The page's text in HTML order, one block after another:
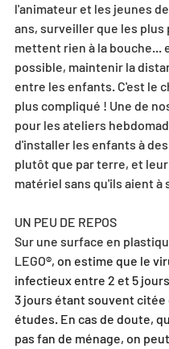
l'animateur et les jeunes de
ans, surveiller que les plus
mettent rien à la bouche...
possible, maintenir la
entre les enfants. C'est le
plus compliqué ! Une de
pour les ateliers
d'installer les enfants à
plutôt que par terre, et
matériel sans qu'ils aient à
UN PEU DE REPOS
Sur une surface en
LEGO®, on estime que le
infectieux entre 2 et 5
3 jours étant souvent citée
études. En cas de doute,
pas fan de ménage, on